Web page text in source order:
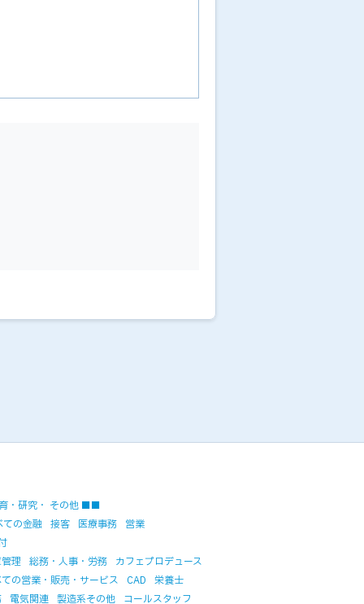
・研究・ その他 ■■
ての金融 接客 医療事務
営業
理 総務・人事・労務
カフェプロデュース
の営業・販売・サービス CAD
栄養士
電気関連 製造系その他 コールスタッフ